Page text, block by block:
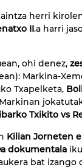
herri
II.a harri
ohi denez,
Markina-
Txapelketa,
Txikito vs
Kilian Jorneten
a dokumentala
bat izango